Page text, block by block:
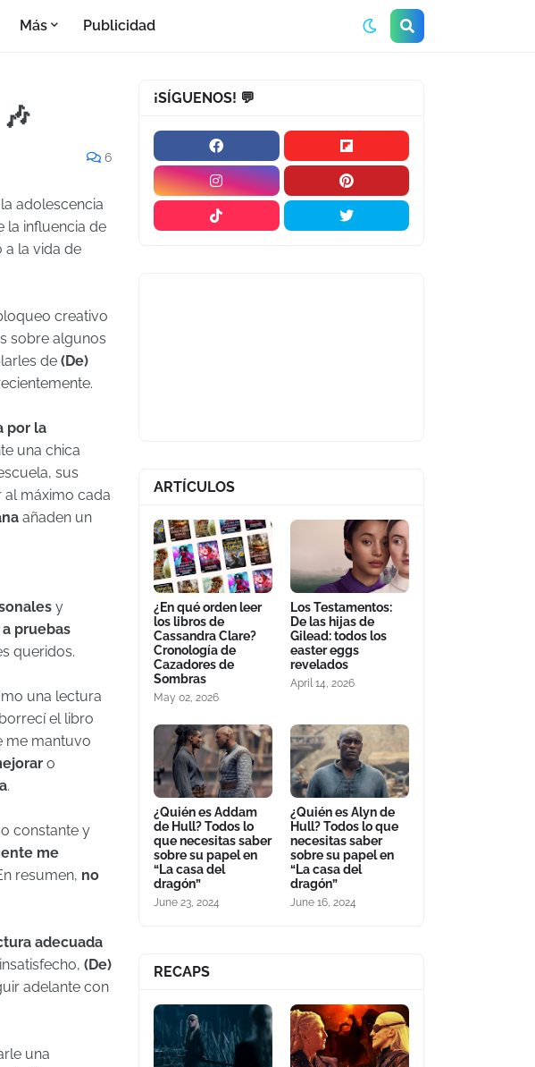
Más Publicidad
6
adolescencia
la influencia de
a la vida de
creativo
sobre algunos
de (De)
por la
una chica
sus
al máximo cada
añaden un
y
pruebas
queridos.
una lectura
el libro
me mantuvo
o
.
constante y
me
resumen, no
adecuada
(De)
adelante con
una
¡SÍGUENOS! 💬
ARTÍCULOS
¿En qué orden leer
los libros de
Cassandra Clare?
Cronología de
Cazadores de
Sombras
May 02, 2026
Los Testamentos:
De las hijas de
Gilead: todos los
easter eggs
revelados
April 14, 2026
¿Quién es Addam
de Hull? Todos lo
que necesitas saber
sobre su papel en
“La casa del
dragón”
June 23, 2024
¿Quién es Alyn de
Hull? Todos lo que
necesitas saber
sobre su papel en
“La casa del
dragón”
June 16, 2024
RECAPS